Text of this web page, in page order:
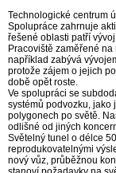
Technologické centrum
Spolupráce zahrnuje
řešené oblasti patří
Pracoviště zaměřené
například zabývá
protože zájem o jejich
době opět roste.
Ve spolupráci se
systémů podvozku, jako
polygonech po světě.
odlišné od jiných
Světelný tunel o délce
reprodukovatelnými
nový vůz, průběžnou